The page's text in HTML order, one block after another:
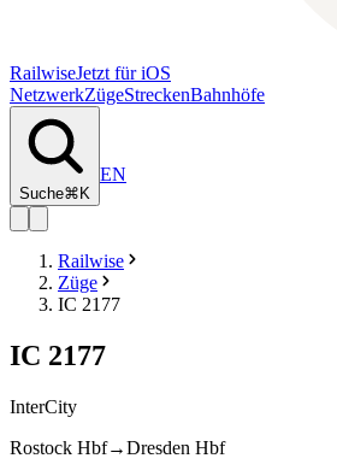
RailwiseJetzt für iOS
NetzwerkZügeStreckenBahnhöfe
Suche⌘K
EN
Railwise
Züge
IC 2177
IC 2177
InterCity
Rostock Hbf→Dresden Hbf